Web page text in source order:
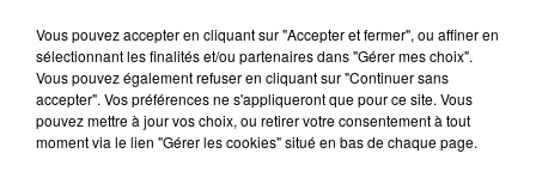
Vous pouvez accepter en cliquant sur "Accepter et fermer", ou affiner en
sélectionnant les finalités et/ou partenaires dans "Gérer mes choix".
Vous pouvez également refuser en cliquant sur "Continuer sans
accepter". Vos préférences ne s'appliqueront que pour ce site. Vous
pouvez mettre à jour vos choix, ou retirer votre consentement à tout
moment via le lien "Gérer les cookies" situé en bas de chaque page.